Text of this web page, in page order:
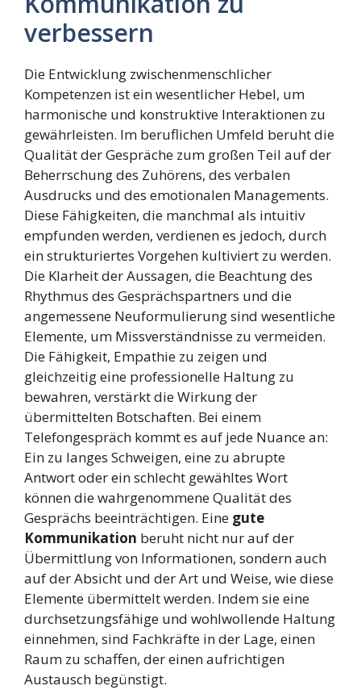
verbessern
Die Entwicklung zwischenmenschlicher
Kompetenzen ist ein wesentlicher Hebel, um
harmonische und konstruktive Interaktionen zu
gewährleisten. Im beruflichen Umfeld beruht die
Qualität der Gespräche zum großen Teil auf der
Beherrschung des Zuhörens, des verbalen
Ausdrucks und des emotionalen Managements.
Diese Fähigkeiten, die manchmal als intuitiv
empfunden werden, verdienen es jedoch, durch
ein strukturiertes Vorgehen kultiviert zu werden.
Die Klarheit der Aussagen, die Beachtung des
Rhythmus des Gesprächspartners und die
angemessene Neuformulierung sind wesentliche
Elemente, um Missverständnisse zu vermeiden.
Die Fähigkeit, Empathie zu zeigen und
gleichzeitig eine professionelle Haltung zu
bewahren, verstärkt die Wirkung der
übermittelten Botschaften. Bei einem
Telefongespräch kommt es auf jede Nuance an:
Ein zu langes Schweigen, eine zu abrupte
Antwort oder ein schlecht gewähltes Wort
können die wahrgenommene Qualität des
Gesprächs beeinträchtigen. Eine gute
Kommunikation beruht nicht nur auf der
Übermittlung von Informationen, sondern auch
auf der Absicht und der Art und Weise, wie diese
Elemente übermittelt werden. Indem sie eine
durchsetzungsfähige und wohlwollende Haltung
einnehmen, sind Fachkräfte in der Lage, einen
Raum zu schaffen, der einen aufrichtigen
Austausch begünstigt.